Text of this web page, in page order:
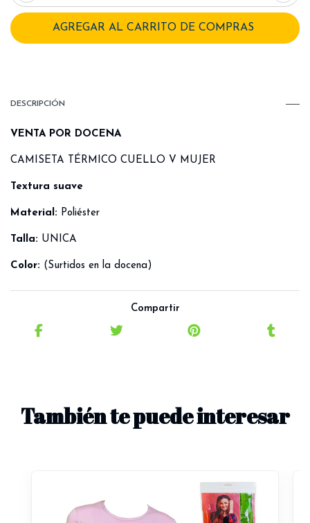
DESCRIPCIÓN
VENTA POR DOCENA
CAMISETA TÉRMICO CUELLO V MUJER
Textura suave
Material: Poliéster
Talla: UNICA
Color: (Surtidos en la docena)
Compartir
También te puede interesar